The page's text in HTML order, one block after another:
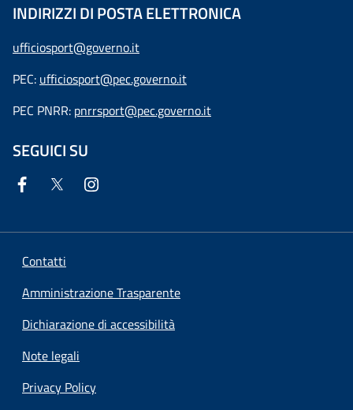
INDIRIZZI DI POSTA ELETTRONICA
ufficiosport@governo.it
PEC: ufficiosport@pec.governo.it
PEC PNRR: pnrrsport@pec.governo.it
SEGUICI SU
Contatti
Amministrazione Trasparente
Dichiarazione di accessibilità
Note legali
Privacy Policy